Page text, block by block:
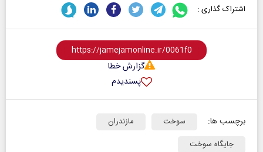
اشتراک گذاری :
گزارش خطا
پسندیدم
برچسب ها: سوخت
مازندران
جایگاه سوخت